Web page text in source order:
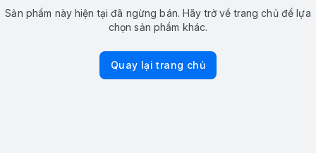
Sản phẩm này hiện tại đã ngừng bán. Hãy trở về trang chủ để lựa
chọn sản phẩm khác.
Quay lại trang chủ